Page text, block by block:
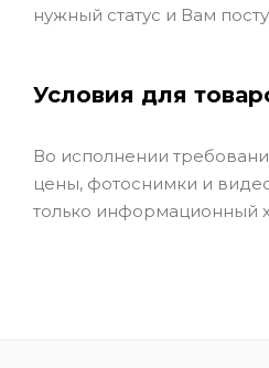
нужный статус и Вам
Условия для
Во исполнении
цены, фотоснимки и
только информационный